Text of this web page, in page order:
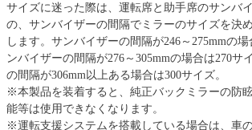
サイズに迷った際は、運転席と助手席のサンバ
の、サンバイザーの間隔でミラーのサイズを決
します。サンバイザーの間隔が246～275mmの
ンバイザーの間隔が276～305mmの場合は270サ
の間隔が306mm以上ある場合は300サイズ。
※本製品を装着すると、純正バックミラーの防
能等は使用できなくなります。
※運転支援システムを搭載している場合は、車